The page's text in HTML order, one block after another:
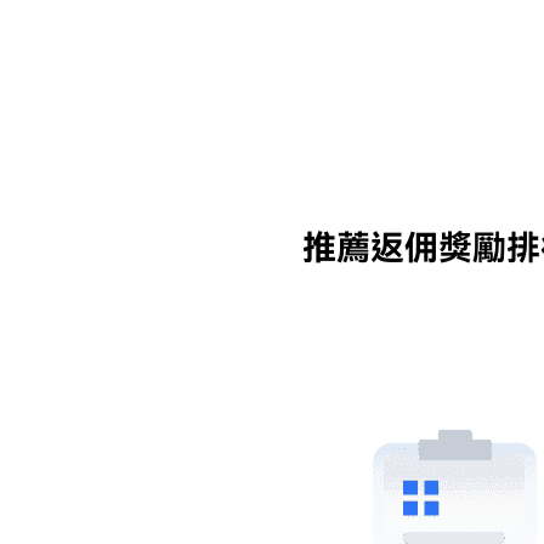
推薦返佣獎勵